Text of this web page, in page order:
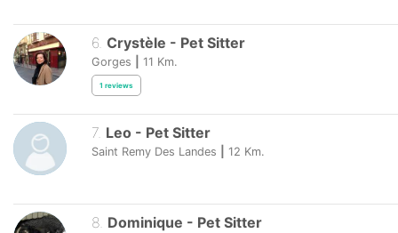
6. Crystèle - Pet Sitter
Gorges 11 Km.
1 reviews
7. Leo - Pet Sitter
Saint Remy Des Landes 12 Km.
8. Dominique - Pet Sitter